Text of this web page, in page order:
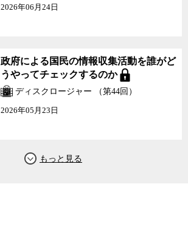
2026年06月24日
政府による国民の情報収集活動を誰がど
うやってチェックするのか
ディスクロージャー （第44回）
2026年05月23日